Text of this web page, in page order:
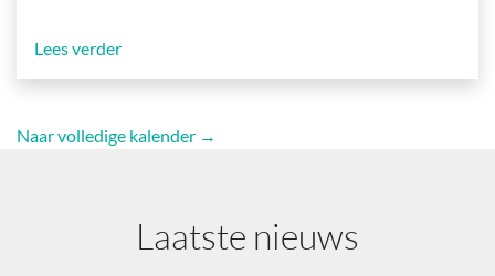
Lees verder
Naar volledige kalender →
Laatste nieuws